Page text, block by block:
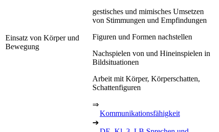
Einsatz von Körper und
Bewegung
gestisches und mimisches Umsetzen
von Stimmungen und Empfindungen
Figuren und Formen nachstellen
Nachspielen von und Hineinspielen in
Bildsituationen
Arbeit mit Körper, Körperschatten,
Schattenfiguren
⇒
Kommunikationsfähigkeit
➔